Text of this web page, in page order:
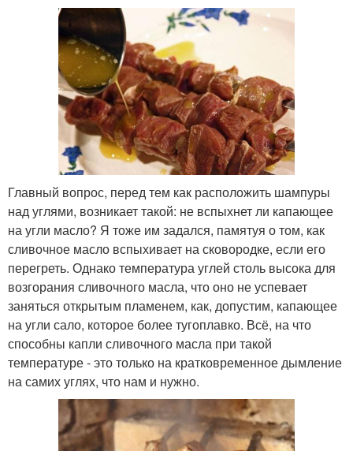
Главный вопрос, перед тем как расположить шампуры
над углями, возникает такой: не вспыхнет ли капающее
на угли масло? Я тоже им задался, памятуя о том, как
сливочное масло вспыхивает на сковородке, если его
перегреть. Однако температура углей столь высока для
возгорания сливочного масла, что оно не успевает
заняться открытым пламенем, как, допустим, капающее
на угли сало, которое более тугоплавко. Всё, на что
способны капли сливочного масла при такой
температуре - это только на кратковременное дымление
на самих углях, что нам и нужно.